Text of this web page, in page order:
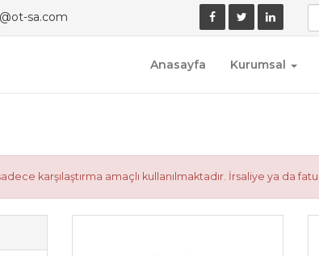
sa.com
Anasayfa Kurumsal
karşılaştırma amaçlı kullanılmaktadır. İrsaliye ya da